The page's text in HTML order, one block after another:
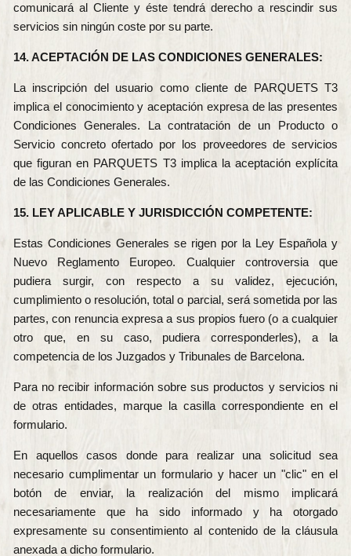
comunicará al Cliente y éste tendrá derecho a rescindir sus
servicios sin ningún coste por su parte.
14. ACEPTACIÓN DE LAS CONDICIONES GENERALES:
La inscripción del usuario como cliente de PARQUETS T3
implica el conocimiento y aceptación expresa de las presentes
Condiciones Generales. La contratación de un Producto o
Servicio concreto ofertado por los proveedores de servicios
que figuran en PARQUETS T3 implica la aceptación explícita
de las Condiciones Generales.
15. LEY APLICABLE Y JURISDICCIÓN COMPETENTE:
Estas Condiciones Generales se rigen por la Ley Española y
Nuevo Reglamento Europeo. Cualquier controversia que
pudiera surgir, con respecto a su validez, ejecución,
cumplimiento o resolución, total o parcial, será sometida por las
partes, con renuncia expresa a sus propios fuero (o a cualquier
otro que, en su caso, pudiera corresponderles), a la
competencia de los Juzgados y Tribunales de Barcelona.
Para no recibir información sobre sus productos y servicios ni
de otras entidades, marque la casilla correspondiente en el
formulario.
En aquellos casos donde para realizar una solicitud sea
necesario cumplimentar un formulario y hacer un "clic" en el
botón de enviar, la realización del mismo implicará
necesariamente que ha sido informado y ha otorgado
expresamente su consentimiento al contenido de la cláusula
anexada a dicho formulario.